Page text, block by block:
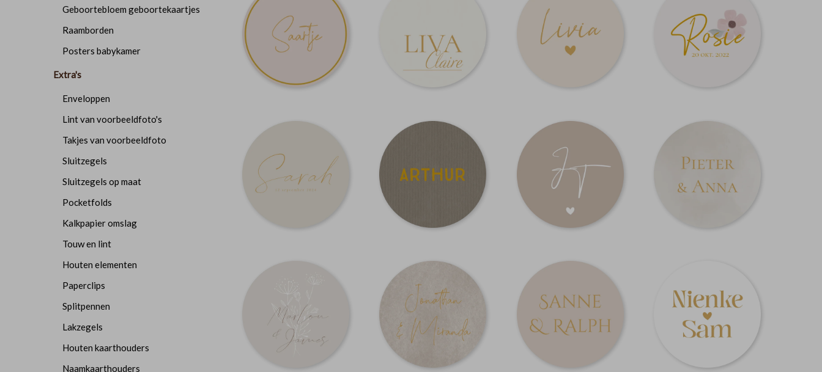
Geboortebloem geboortekaartjes
Raamborden
Posters babykamer
Extra's
Enveloppen
Lint van voorbeeldfoto's
Takjes van voorbeeldfoto
Sluitzegels
Sluitzegels op maat
Pocketfolds
Kalkpapier omslag
Touw en lint
Houten elementen
Paperclips
Splitpennen
Lakzegels
Houten kaarthouders
Naamkaarthouders